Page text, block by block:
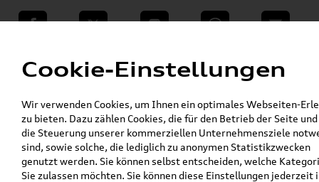
teilen Twitter Instagram WhatsApp E-Mail
VW Shop - VW Originalteile und Zubehör »
Audi Produkte » Nachrüstlösungen »
Dashcams »
Original Audi Dashcam (Universal Traffic
Recorder 2.0) Frontkamera 4K0063511
Cookie-Einstellungen
Wir verwenden Cookies, um Ihnen ein optimales Webseiten-
zu bieten. Dazu zählen Cookies, die für den Betrieb der Seite
die Steuerung unserer kommerziellen Unternehmensziele
sind, sowie solche, die lediglich zu anonymen Statistikzwecken
genutzt werden. Sie können selbst entscheiden, welche
Sie zulassen möchten. Sie können diese Einstellungen jederzeit